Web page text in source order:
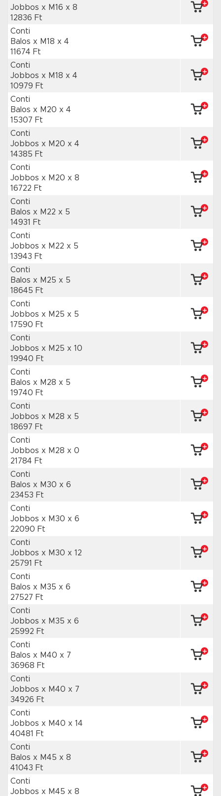
Jobbos x M16 x 8
12836 Ft
Conti
Balos x M18 x 4
11674 Ft
Conti
Jobbos x M18 x 4
10979 Ft
Conti
Balos x M20 x 4
15307 Ft
Conti
Jobbos x M20 x 4
14385 Ft
Conti
Jobbos x M20 x 8
16722 Ft
Conti
Balos x M22 x 5
14931 Ft
Conti
Jobbos x M22 x 5
13943 Ft
Conti
Balos x M25 x 5
18645 Ft
Conti
Jobbos x M25 x 5
17590 Ft
Conti
Jobbos x M25 x 10
19940 Ft
Conti
Balos x M28 x 5
19740 Ft
Conti
Jobbos x M28 x 5
18697 Ft
Conti
Jobbos x M28 x 0
21784 Ft
Conti
Balos x M30 x 6
23453 Ft
Conti
Jobbos x M30 x 6
22090 Ft
Conti
Jobbos x M30 x 12
25791 Ft
Conti
Balos x M35 x 6
27527 Ft
Conti
Jobbos x M35 x 6
25992 Ft
Conti
Balos x M40 x 7
36968 Ft
Conti
Jobbos x M40 x 7
34926 Ft
Conti
Jobbos x M40 x 14
40481 Ft
Conti
Balos x M45 x 8
41043 Ft
Conti
Jobbos x M45 x 8